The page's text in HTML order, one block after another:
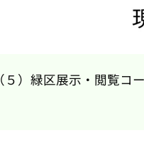
（５）緑区展示・閲覧コ